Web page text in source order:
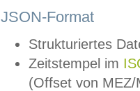
JSON-Format
Strukturiertes
Zeitstempel im
(Offset von MEZ/